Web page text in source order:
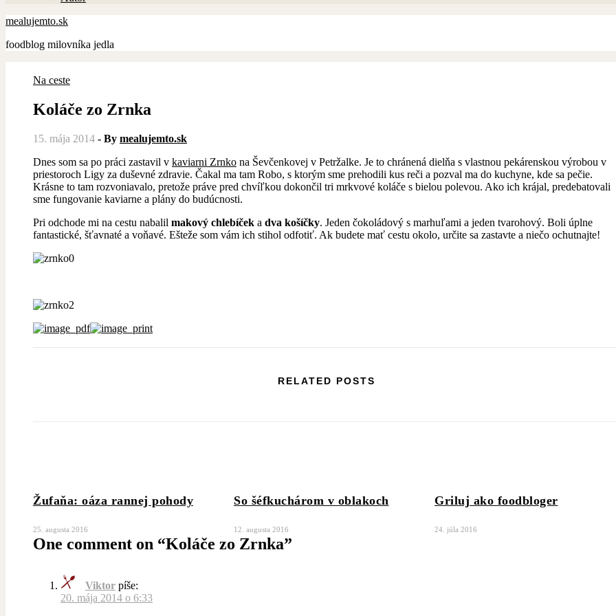
mealujemto.sk
foodblog milovníka jedla
Na ceste
Koláče zo Zrnka
15. mája 2014 - By mealujemto.sk
Dnes som sa po práci zastavil v kaviarni Zrnko na Ševčenkovej v Petržalke. Je to chránená dielňa s vlastnou pekárenskou výrobou v
priestoroch Ligy za duševné zdravie. Čakal ma tam Robo, s ktorým sme prehodili kus reči a pozval ma do kuchyne, kde sa pečie.
Krásne to tam rozvoniavalo, pretože práve pred chvíľkou dokončil tri mrkvové koláče s bielou polevou. Ako ich krájal, predebatovali
sme fungovanie kaviarne a plány do budúcnosti.
Pri odchode mi na cestu nabalil makový chlebíček a dva košíčky. Jeden čokoládový s marhuľami a jeden tvarohový. Boli úplne
fantastické, šťavnaté a voňavé. Ešteže som vám ich stihol odfotiť. Ak budete mať cestu okolo, určite sa zastavte a niečo ochutnajte!
RELATED POSTS
Žufaňa: oáza rannej pohody
25. augusta 2016
So šéfkuchárom v oblakoch
12. augusta 2016
Griluj ako foodbloger
24. júla 2016
One comment on “Koláče zo Zrnka”
Viktor píše:
20. mája 2014 o 6:33